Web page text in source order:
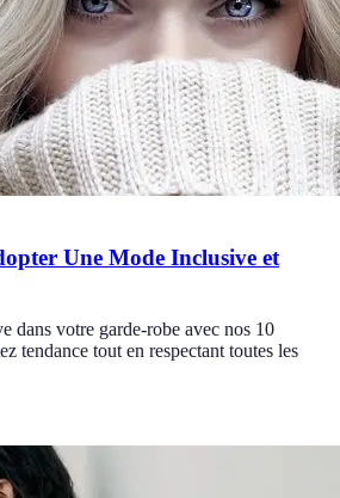
Une Mode Inclusive et
dans votre garde-robe avec nos 10
tendance tout en respectant toutes les